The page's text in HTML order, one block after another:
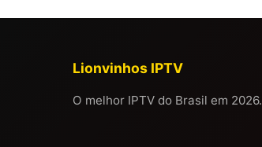
Lionvinhos IPTV
O melhor IPTV do Brasil em 2026.